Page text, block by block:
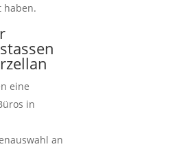
haben.
eine
in
an